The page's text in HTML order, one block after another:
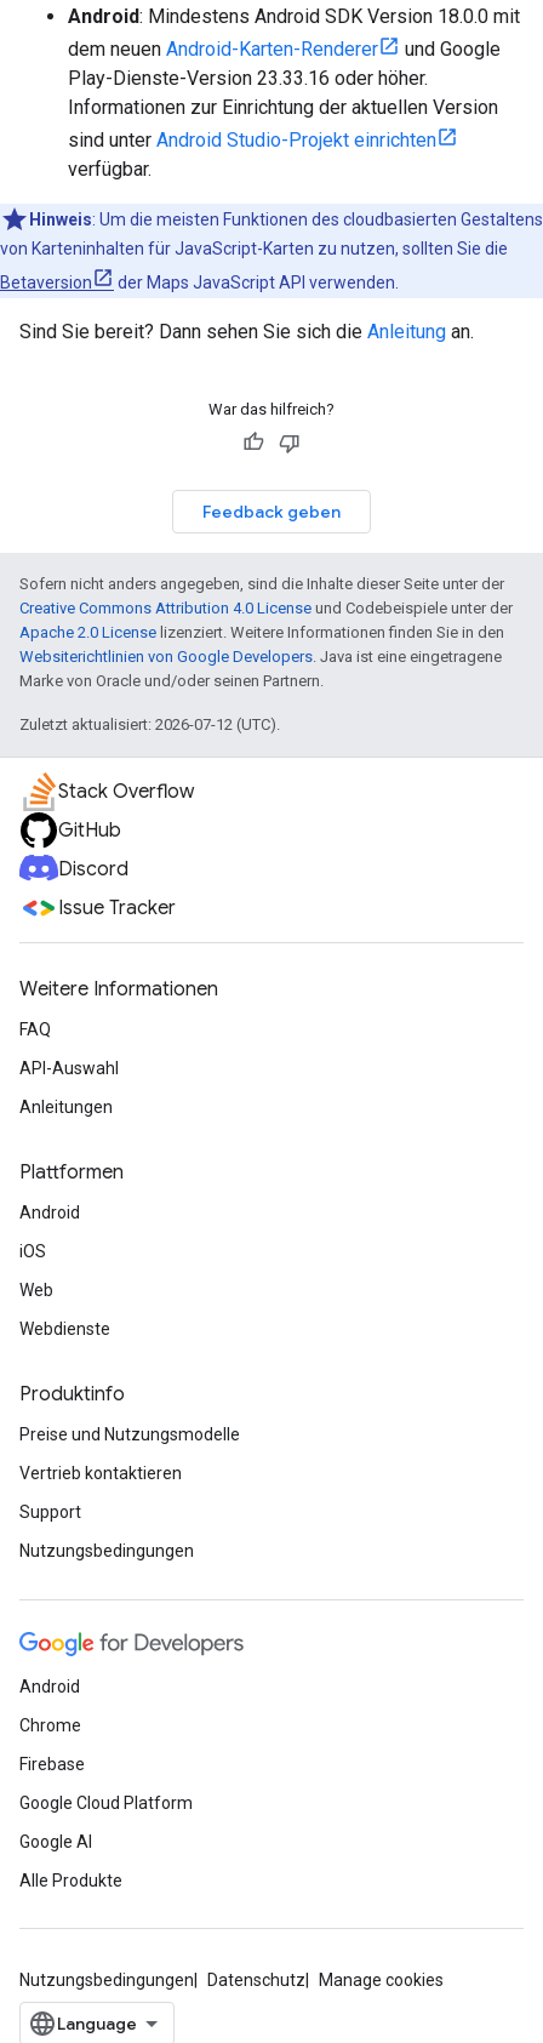
Android: Mindestens Android SDK Version 18.0.0 mit
dem neuen Android-Karten-Renderer
und Google
Play-Dienste-Version 23.33.16 oder höher.
Informationen zur Einrichtung der aktuellen Version
sind unter Android Studio-Projekt einrichten
verfügbar.
Hinweis: Um die meisten Funktionen des cloudbasierten Gestaltens
von Karteninhalten für JavaScript-Karten zu nutzen, sollten Sie die
Betaversion
der Maps JavaScript API verwenden.
Sind Sie bereit? Dann sehen Sie sich die Anleitung an.
War das hilfreich?
Feedback geben
Sofern nicht anders angegeben, sind die Inhalte dieser Seite unter der
Creative Commons Attribution 4.0 License und Codebeispiele unter der
Apache 2.0 License lizenziert. Weitere Informationen finden Sie in den
Websiterichtlinien von Google Developers. Java ist eine eingetragene
Marke von Oracle und/oder seinen Partnern.
Zuletzt aktualisiert: 2026-07-12 (UTC).
Stack Overflow
GitHub
Discord
Issue Tracker
Weitere Informationen
FAQ
API-Auswahl
Anleitungen
Plattformen
Android
iOS
Web
Webdienste
Produktinfo
Preise und Nutzungsmodelle
Vertrieb kontaktieren
Support
Nutzungsbedingungen
Android
Chrome
Firebase
Google Cloud Platform
Google AI
Alle Produkte
Nutzungsbedingungen Datenschutz Manage cookies